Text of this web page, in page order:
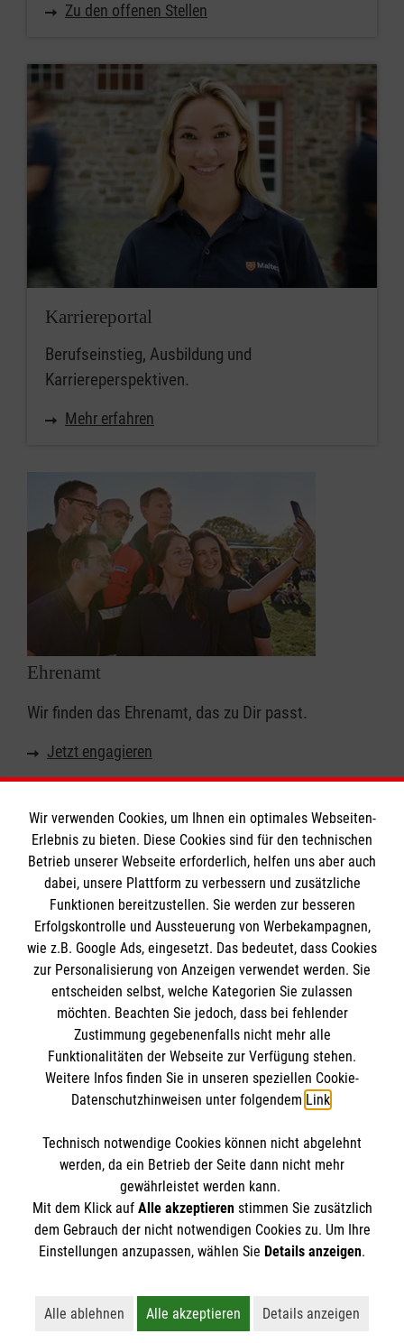
Zu den offenen Stellen
Karriereportal
Berufseinstieg, Ausbildung und
Karriereperspektiven.
Mehr erfahren
Ehrenamt
Wir finden das Ehrenamt, das zu Dir passt.
Jetzt engagieren
Informationen
Impressum
Datenschutz
Barrierefreiheit
Kontakt
Die Malteser
Malteser in Deutschland
Malteserorden
Sharepoint
Spendenkonto
Pax-Bank für Kirche und Caritas eG
IBAN: DE22 3706 0193 4001 1550 54
BIC / S.W.I.F.T: GENODED1PAX
So finden Sie uns
Langgasse 16–20
35510 Butzbach
Email:info.butzbach@malteser.org
Der Malteser Hilfsdienst e.V. ist als eingetragene
Gewerbesteuer befreit.
Wir verwenden Cookies, um Ihnen ein optimales Webseiten-
Erlebnis zu bieten. Diese Cookies sind für den technischen
Betrieb unserer Webseite erforderlich, helfen uns aber auch
dabei, unsere Plattform zu verbessern und zusätzliche
Funktionen bereitzustellen. Sie werden zur besseren
Erfolgskontrolle und Aussteuerung von Werbekampagnen,
wie z.B. Google Ads, eingesetzt. Das bedeutet, dass Cookies
zur Personalisierung von Anzeigen verwendet werden. Sie
entscheiden selbst, welche Kategorien Sie zulassen
möchten. Beachten Sie jedoch, dass bei fehlender
Zustimmung gegebenenfalls nicht mehr alle
Funktionalitäten der Webseite zur Verfügung stehen.
Weitere Infos finden Sie in unseren speziellen Cookie-
Datenschutzhinweisen unter folgendem Link.
Technisch notwendige Cookies können nicht abgelehnt
werden, da ein Betrieb der Seite dann nicht mehr
gewährleistet werden kann.
Mit dem Klick auf Alle akzeptierenstimmen Sie zusätzlich
dem Gebrauch der nicht notwendigen Cookies zu. Um Ihre
Einstellungen anzupassen, wählen Sie Details anzeigen.
Alle ablehnen
Lehnt alle nicht-essentiellen Cookies ab
Alle akzeptieren
Akzeptiert alle Cookies
Details anzeigen